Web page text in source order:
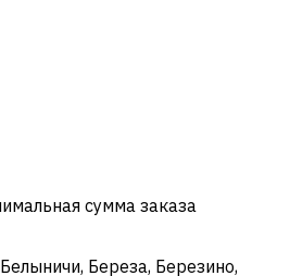
сумма заказа
Береза, Березино,